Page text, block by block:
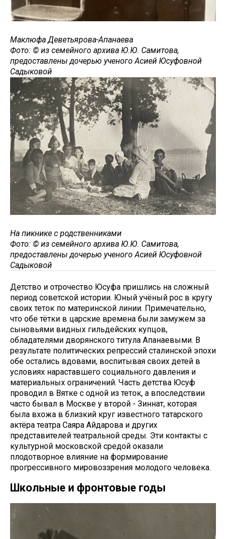
Маклюфа Деветьярова-Апанаева
Фото: © из семейного архива Ю.Ю. Самитова,
предоставлены дочерью ученого Асией Юсуфовной
Садыковой
На пикнике с родственниками
Фото: © из семейного архива Ю.Ю. Самитова,
предоставлены дочерью ученого Асией Юсуфовной
Садыковой
Детство и отрочество Юсуфа пришлись на сложный
период советской истории. Юный учёный рос в кругу
своих теток по материнской линии. Примечательно,
что обе тётки в царские времена были замужем за
сыновьями видных гильдейских купцов,
обладателями дворянского титула Апанаевыми. В
результате политических репрессий сталинской эпохи
обе остались вдовами, воспитывая своих детей в
условиях нараставшего социального давления и
материальных ограничений. Часть детства Юсуф
проводил в Вятке с одной из теток, а впоследствии
часто бывал в Москве у второй - Зиннат, которая
была вхожа в близкий круг известного татарского
актёра театра Саяра Айдарова и других
представителей театральной среды. Эти контакты с
культурной московской средой оказали
плодотворное влияние на формирование
прогрессивного мировоззрения молодого человека.
Школьные и фронтовые годы